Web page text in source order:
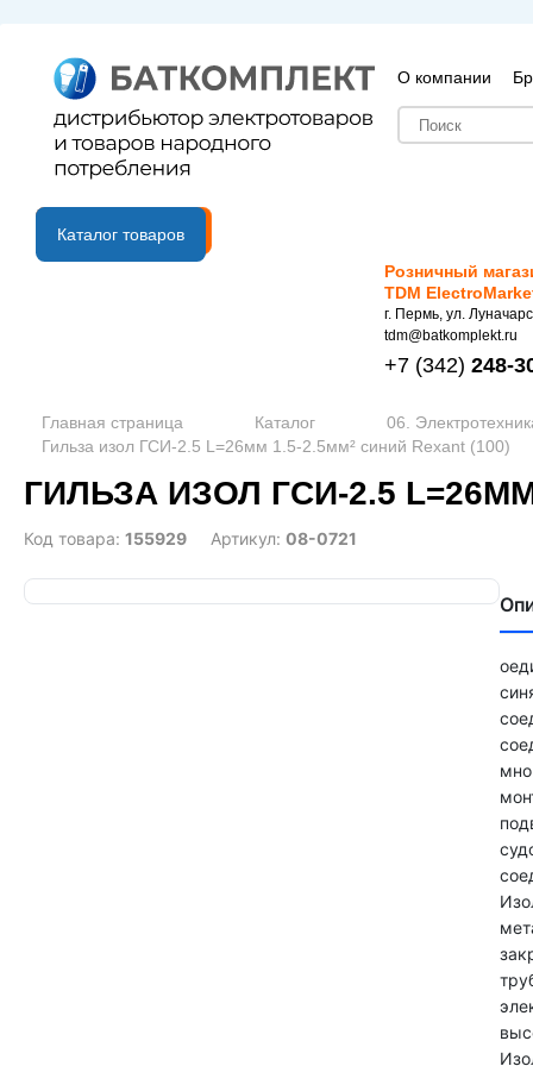
О компании
B2B портал
Каталог товаров
Розничный
TDM
г. Пермь, ул.
tdm@batkomplekt.ru
+7 (342) 248-
Главная страница Каталог
06.
Гильза изол ГСИ-2.5 L=26мм 1.5-2.5мм² синий Rexant (100)
ГИЛЬЗА ИЗОЛ ГСИ-2.5
Код товара: 155929 Артикул: 08-0721